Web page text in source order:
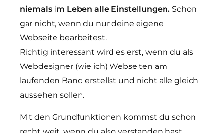
niemals im Leben alle Einstellungen. Schon
gar nicht, wenn du nur deine eigene
Webseite bearbeitest.
Richtig interessant wird es erst, wenn du als
Webdesigner (wie ich) Webseiten am
laufenden Band erstellst und nicht alle gleich
aussehen sollen.
Mit den Grundfunktionen kommst du schon